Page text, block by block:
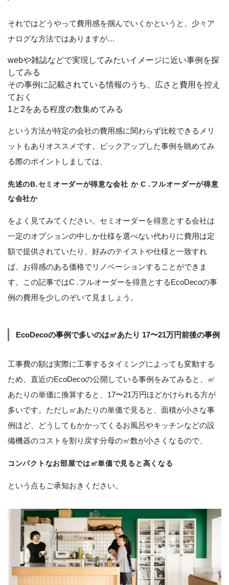
それではどうやって費用感を掴んでいくかというと、少々ア
ナログな方法ではありますが…
webや雑誌などで実現してみたいイメージに近い事例を探
してみる
その事例に記載されている情報のうち、広さと費用を控え
ておく
1と2をある程度の数集めてみる
という方法が特定の会社の費用感に関わらず比較できるメリ
ットもありオススメです。ピックアップした事例を眺めてみ
る際のポイントしましては、
先述のB.セミオーダーが得意な会社 か C .フルオーダーが得意
な会社か
をよく見てみてください。セミオーダーを得意とする会社は
一定のオプションの中しか仕様を選べない代わりに費用は定
額で提供されていたり、好みのテイストや仕様と一致すれ
ば、お得感のある価格でリノベーションすることができま
す。この記事ではC .フルオーダーを得意とするEcoDecoの事
例の費用を少しのぞいて見ましょう。
EcoDecoの事例で多いのは㎡あたり 17〜21万円前後の事例
工事費の額は実際に工事するタイミングによっても変動する
ため、直近のEcoDecoの公開している事例をみてみると、㎡
あたりの単価に換算すると、17〜21万円ほどかけられる方が
多いです。ただし㎡あたりの単価で見ると、面積が小さな事
例ほど、どうしてもかかってくるお風呂やキッチンなどの設
備機器のコストを割り戻す分母の㎡数が小さくなるので、
コンパクトなお部屋では㎡単価で見ると高くなる
という点もご承知おきください。